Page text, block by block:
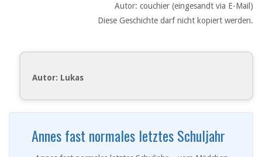
Autor: couchier (eingesandt via E-Mail)
Diese Geschichte darf nicht kopiert werden.
Autor: Lukas
Annes fast normales letztes Schuljahr